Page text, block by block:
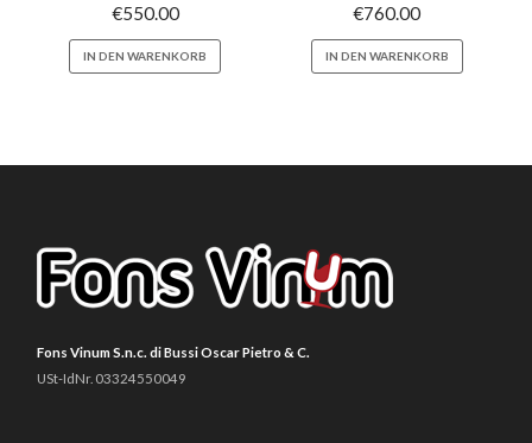
€550.00
IN DEN WARENKORB
€760.00
IN DEN WARENKORB
Fons Vinum S.n.c. di Bussi Oscar Pietro & C.
USt-IdNr. 03324550049